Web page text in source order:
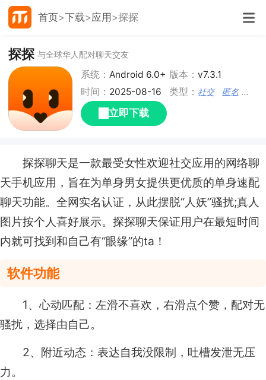
首页 下载 应用 探探
探探 与全球华人配对聊天交友
系统：Android 6.0+ 版本： v7.3.1
时间： 2025-08-16 类型： 社交 匿名 聊天
立即下载
探探聊天是一款最受女性欢迎社交应用的网络聊
天手机应用，旨在为单身男女提供更优质的单身速配
聊天功能。全网实名认证，从此摆脱“人妖”骚扰;真人
图片按个人喜好展示。探探聊天保证用户在最短时间
内就可找到和自己有“眼缘”的ta！
软件功能
1、心动匹配：左滑不喜欢，右滑点个赞，配对无
骚扰，选择由自己。
2、附近动态：表达自我没限制，吐槽发泄无压
力。